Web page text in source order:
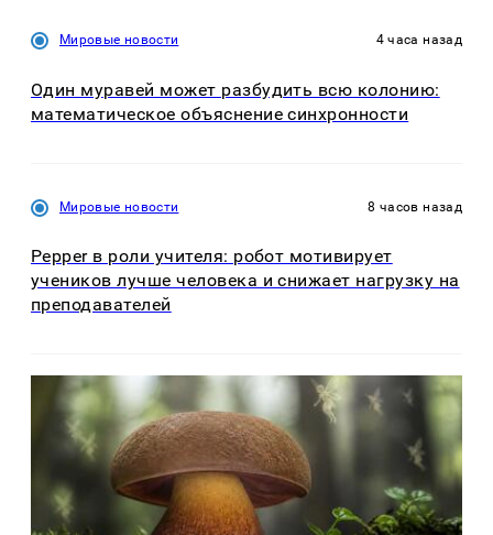
Мировые новости 4 часа назад
Один муравей может разбудить всю колонию:
математическое объяснение синхронности
Мировые новости 8 часов назад
Pepper в роли учителя: робот мотивирует
учеников лучше человека и снижает нагрузку на
преподавателей